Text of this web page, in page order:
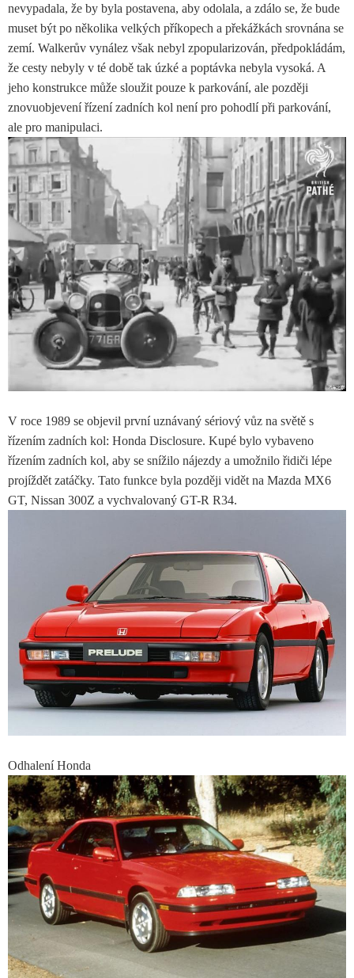
nevypadala, že by byla postavena, aby odolala, a zdálo se, že bude
muset být po několika velkých příkopech a překážkách srovnána se
zemí. Walkerův vynález však nebyl zpopularizován, předpokládám,
že cesty nebyly v té době tak úzké a poptávka nebyla vysoká. A
jeho konstrukce může sloužit pouze k parkování, ale později
znovuobjevení řízení zadních kol není pro pohodlí při parkování,
ale pro manipulaci.
V roce 1989 se objevil první uznávaný sériový vůz na světě s
řízením zadních kol: Honda Disclosure. Kupé bylo vybaveno
řízením zadních kol, aby se snížilo nájezdy a umožnilo řidiči lépe
projíždět zatáčky. Tato funkce byla později vidět na Mazda MX6
GT, Nissan 300Z a vychvalovaný GT-R R34.
Odhalení Honda